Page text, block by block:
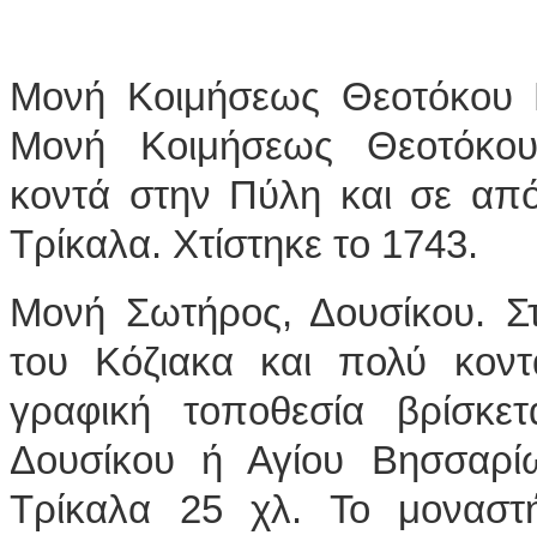
Μονή Κοιμήσεως Θεοτόκου
Μονή Κοιμήσεως
κοντά στην Πύλη και σε
Τρίκαλα. Χτίστηκε το 1743.
Μονή Σωτήρος, Δουσίκου.
του Κόζιακα και πολύ
γραφική τοποθεσία
Δουσίκου ή Αγίου
Τρίκαλα 25 χλ. Το